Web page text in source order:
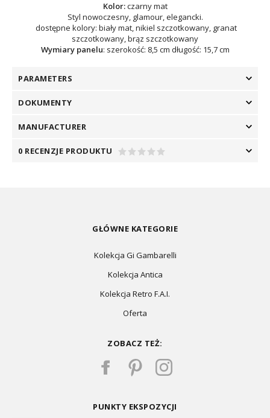
Kolor:czarny mat
Styl nowoczesny, glamour, elegancki.
dostępne kolory: biały mat, nikiel szczotkowany, granat
szczotkowany, brąz szczotkowany
Wymiary panelu: szerokość: 8,5 cm długość: 15,7 cm
PARAMETERS
DOKUMENTY
MANUFACTURER
0 RECENZJE PRODUKTU
GŁÓWNE KATEGORIE
Kolekcja Gi Gambarelli
Kolekcja Antica
Kolekcja Retro F.A.I.
Oferta
ZOBACZ TEŻ:
PUNKTY EKSPOZYCJI